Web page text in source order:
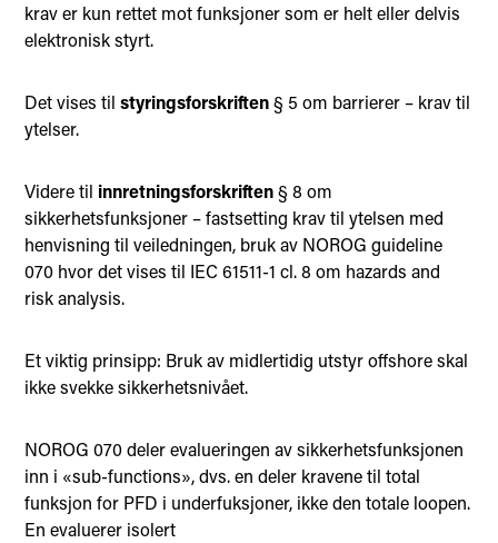
krav er kun rettet mot funksjoner som er helt eller delvis
elektronisk styrt.
Det vises tilstyringsforskriften§ 5 om barrierer – krav til
ytelser.
Videre til innretningsforskriften§ 8 om
sikkerhetsfunksjoner – fastsetting krav til ytelsen med
henvisning til veiledningen, bruk av NOROG guideline
070 hvor det vises til IEC 61511-1 cl. 8 om hazards and
risk analysis.
Et viktig prinsipp: Bruk av midlertidig utstyr offshore skal
ikke svekke sikkerhetsnivået.
NOROG 070 deler evalueringen av sikkerhetsfunksjonen
inn i «sub-functions», dvs. en deler kravene til total
funksjon for PFD i underfuksjoner, ikke den totale loopen.
En evaluerer isolert